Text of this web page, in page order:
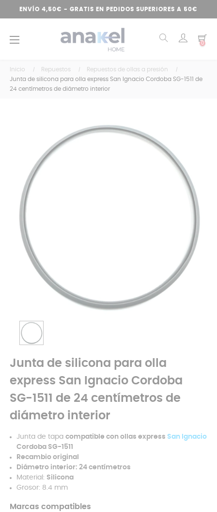
ENVÍO 4,50€ - GRATIS EN PEDIDOS SUPERIORES A 50€
Navegación
☰ 0
Inicio Repuestos
Repuestos de ollas a presión
Junta de silicona para olla express San Ignacio Cordoba SG-1511 de
24 centímetros de diámetro interior
Junta de silicona para olla
express San Ignacio Cordoba
SG-1511 de 24 centímetros de
diámetro interior
Junta de tapa compatible con ollas express San Ignacio
Cordoba SG-1511
Recambio original
Diámetro interior: 24 centímetros
Material: Silicona
Grosor: 8.4 mm
Marcas compatibles